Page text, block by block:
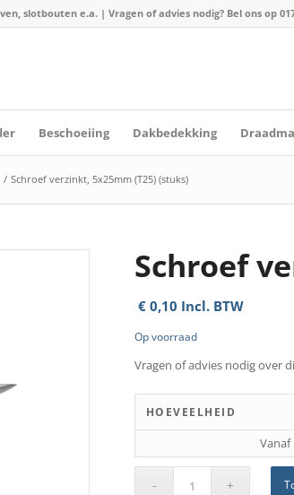
slotbouten e.a. | Vragen of advies nodig? Bel ons op
Beschoeiing Dakbedekking
/ Schroef verzinkt, 5x25mm (T25) (stuks)
Schroef
€0,10 Incl. BTW
Op voorraad
Vragen of advies nodig over
HOEVEELHEID
Vanaf